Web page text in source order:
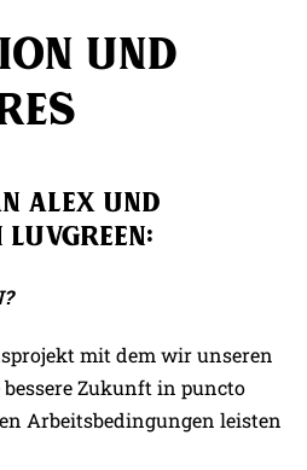
und
Alex und
mit dem wir unseren
Zukunft in puncto
Arbeitsbedingungen leisten